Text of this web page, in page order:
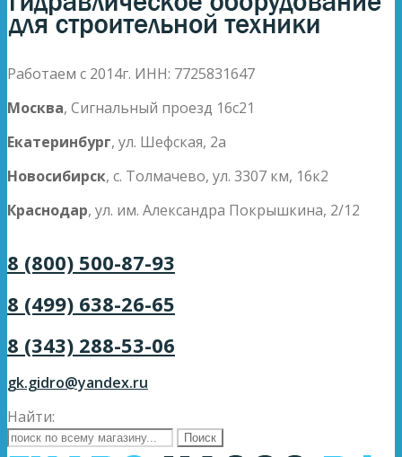
Работаем с 2014г. ИНН: 7725831647
Москва, Сигнальный проезд 16с21
Екатеринбург, ул. Шефская, 2а
Новосибирск, с. Толмачево, ул. 3307 км, 16к2
Краснодар, ул. им. Александра Покрышкина, 2/12
8 (800) 500-87-93
8 (499) 638-26-65
8 (343) 288-53-06
gk.gidro@yandex.ru
Найти: